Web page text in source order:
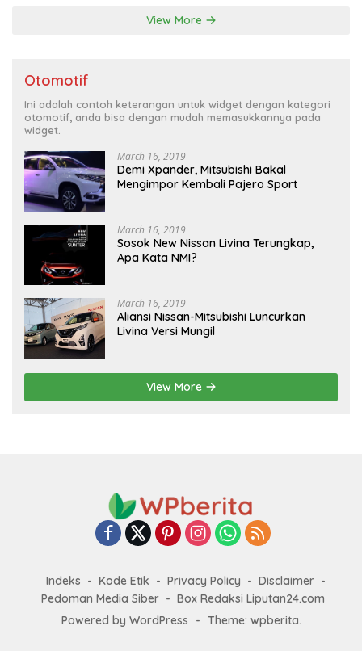
View More
Otomotif
Ini adalah contoh keterangan untuk widget dengan kategori
otomotif, anda bisa dengan mudah memasukkannya pada
widget.
March 16, 2019
Demi Xpander, Mitsubishi Bakal
Mengimpor Kembali Pajero Sport
March 16, 2019
Sosok New Nissan Livina Terungkap,
Apa Kata NMI?
March 16, 2019
Aliansi Nissan-Mitsubishi Luncurkan
Livina Versi Mungil
View More
Indeks Kode Etik Privacy Policy
Disclaimer
Pedoman Media Siber
Box Redaksi Liputan24.com
Powered by WordPress
- Theme: wpberita.